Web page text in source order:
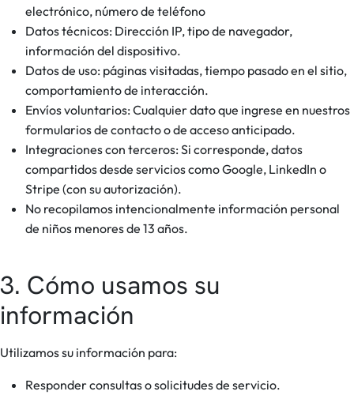
electrónico, número de teléfono
Datos técnicos: Dirección IP, tipo de navegador,
información del dispositivo.
Datos de uso: páginas visitadas, tiempo pasado en el sitio,
comportamiento de interacción.
Envíos voluntarios: Cualquier dato que ingrese en nuestros
formularios de contacto o de acceso anticipado.
Integraciones con terceros: Si corresponde, datos
compartidos desde servicios como Google, LinkedIn o
Stripe (con su autorización).
No recopilamos intencionalmente información personal
de niños menores de 13 años.
3. Cómo usamos su
información
Utilizamos su información para:
Responder consultas o solicitudes de servicio.